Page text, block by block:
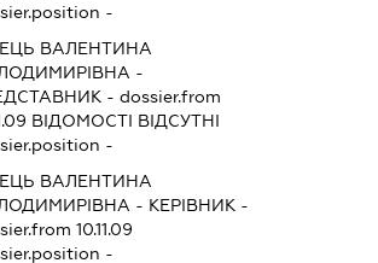
-
ВАЛЕНТИНА
-
- dossier.from
ВІДОМОСТІ ВІДСУТНІ
-
ВАЛЕНТИНА
- КЕРІВНИК -
10.11.09
-